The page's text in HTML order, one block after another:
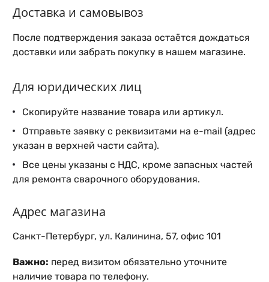
Доставка и самовывоз
После подтверждения заказа остаётся дождаться
доставки или забрать покупку в нашем магазине.
Для юридических лиц
Скопируйте название товара или артикул.
Отправьте заявку с реквизитами на e-mail (адрес
указан в верхней части сайта).
Все цены указаны с НДС, кроме запасных частей
для ремонта сварочного оборудования.
Адрес магазина
Санкт-Петербург, ул. Калинина, 57, офис 101
Важно: перед визитом обязательно уточните
наличие товара по телефону.